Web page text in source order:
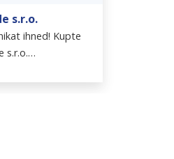
s.r.o.
ihned! Kupte
s.r.o.…